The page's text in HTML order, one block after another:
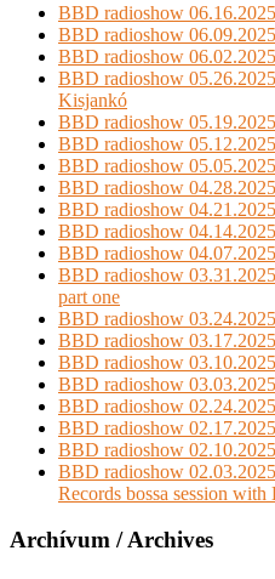
BBD radioshow
BBD radioshow
BBD radioshow
BBD radioshow
Kisjankó
BBD radioshow
BBD radioshow
BBD radioshow
BBD radioshow
BBD radioshow
BBD radioshow
BBD radioshow
BBD radioshow
part one
BBD radioshow
BBD radioshow
BBD radioshow
BBD radioshow
BBD radioshow
BBD radioshow
BBD radioshow
BBD radioshow
Records bossa session
Archívum / Archives